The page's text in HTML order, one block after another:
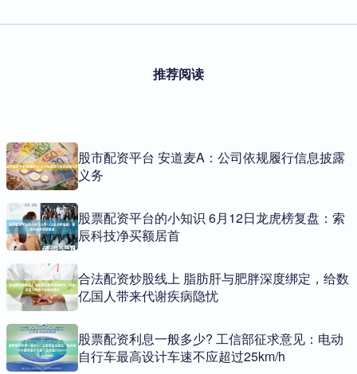
推荐阅读
股市配资平台 安道麦A：公司依规履行信息披露
义务
股票配资平台的小知识 6月12日龙虎榜复盘：索
辰科技净买额居首
合法配资炒股线上 脂肪肝与肥胖深度绑定，给数
亿国人带来代谢疾病隐忧
股票配资利息一般多少? 工信部征求意见：电动
自行车最高设计车速不应超过25km/h